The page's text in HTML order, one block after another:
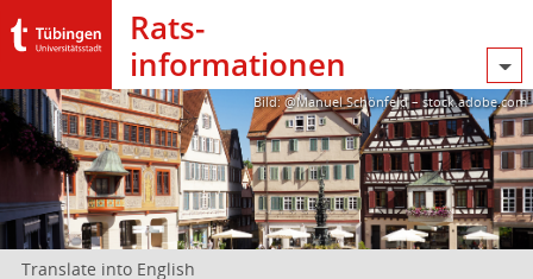
Rats­
informationen
Bild: @Manuel Schönfeld – stock.adobe.com
Translate into English